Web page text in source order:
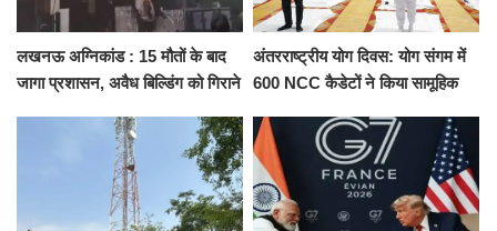
लखनऊ अग्निकांड : 15 मौतों के बाद
जागा प्रशासन, अवैध बिल्डिंग को गिराने
अंतरराष्ट्रीय योग दिवस: योग संगम में
600 NCC कैडेटों ने किया सामूहिक
संकल्प